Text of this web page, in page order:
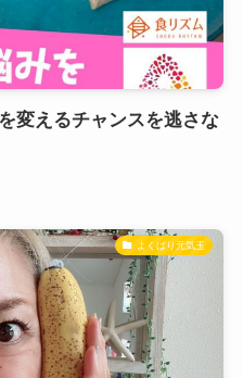
変えるチャンスを逃さな
よくばり元気玉